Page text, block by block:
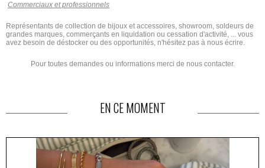
Commerciaux et professionnels
Représentants de collection de bijoux et accessoires, showroom, soldeurs de
grandes marques, commerçants en liquidation ou cessation d'activité, ... vous
avez besoin de déstocker ou des opportunités, n'hésitez pas à nous écrire.
Pour toutes demandes ou informations merci de nous contacter.
EN CE MOMENT